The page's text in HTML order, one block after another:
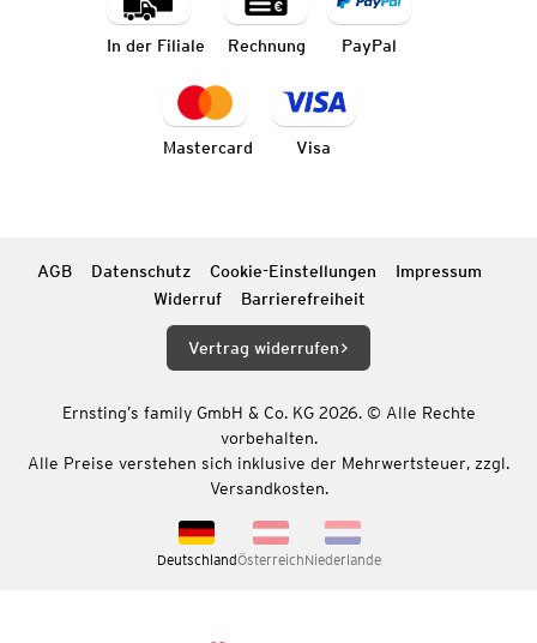
In der Filiale Rechnung PayPal
Mastercard Visa
AGB Datenschutz Cookie-Einstellungen
Impressum
Widerruf
Barrierefreiheit
Vertrag widerrufen
Ernsting’s family GmbH & Co. KG 2026. © Alle Rechte
vorbehalten.
Alle Preise verstehen sich inklusive der Mehrwertsteuer, zzgl.
Versandkosten.
DeutschlandÖsterreichNiederlande